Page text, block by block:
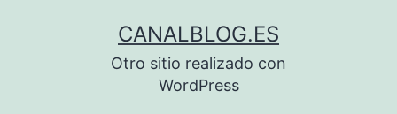
CANALBLOG.ES
Otro sitio realizado con
WordPress